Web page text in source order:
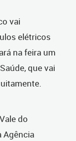
vai
elétricos
na feira um
que vai
do
Agência